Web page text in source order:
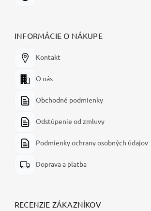
INFORMÁCIE O NÁKUPE
Kontakt
O nás
Obchodné podmienky
Odstúpenie od zmluvy
Podmienky ochrany osobných údajov
Doprava a platba
RECENZIE ZÁKAZNÍKOV